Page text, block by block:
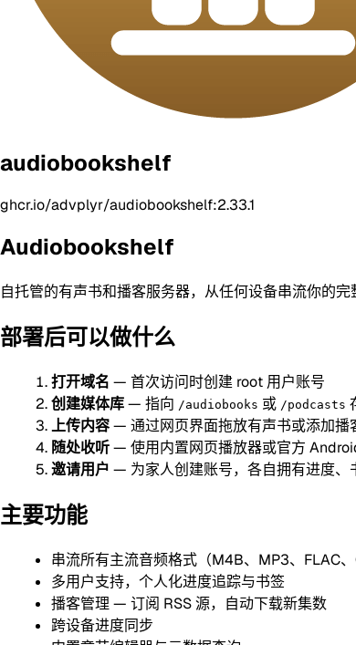
audiobookshelf
ghcr.io/advplyr/audiobookshelf:2.33.1
Audiobookshelf
自托管的有声书和播客服务器，从任何设备串流你的
部署后可以做什么
打开域名 — 首次访问时创建 root 用户账号
创建媒体库— 指向 /audiobooks 或 /podcasts
上传内容— 通过网页界面拖放有声书或添加播
随处收听— 使用内置网页播放器或官方
邀请用户 — 为家人创建账号，各自拥有进度、
主要功能
串流所有主流音频格式（M4B、MP3、FLAC、
多用户支持，个人化进度追踪与书签
播客管理 — 订阅 RSS 源，自动下载新集数
跨设备进度同步